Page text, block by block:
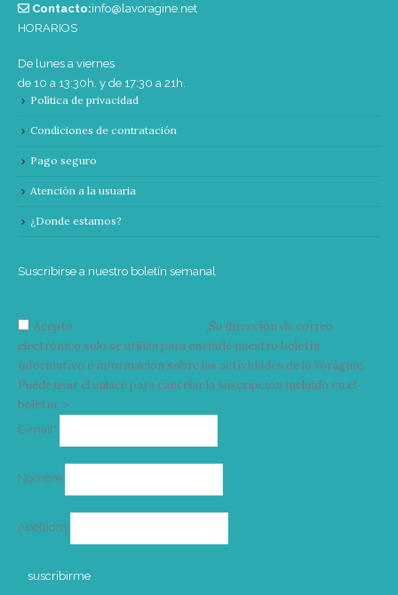
Contacto:info@lavoragine.net
HORARIOS
De lunes a viernes
de 10 a 13:30h. y de 17:30 a 21h.
Política de privacidad
Condiciones de contratación
Pago seguro
Atención a la usuaria
¿Donde estamos?
Suscribirse a nuestro boletín semanal
Acepto
Su dirección de correo
electrónico solo se utiliza para enviarle nuestro boletín
informativo e información sobre las actividades de la Vorágine.
Puede usar el enlace para cancelar la suscripción incluido en el
boletín. >
E-mail*
Nombre
Apellidos